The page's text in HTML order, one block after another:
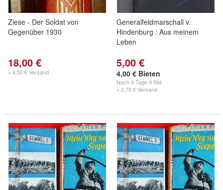
Ziese - Der Soldat von
Gegenüber 1930
18,00 €
+ 4,50 € Versand
Generalfeldmarschall v.
Hindenburg : Aus meinem
Leben
5,00 €
4,00 € Bieten
Noch9 Tage 4 Std.
+ 2,70 € Versand